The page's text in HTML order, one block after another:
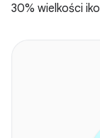
30% wielkości